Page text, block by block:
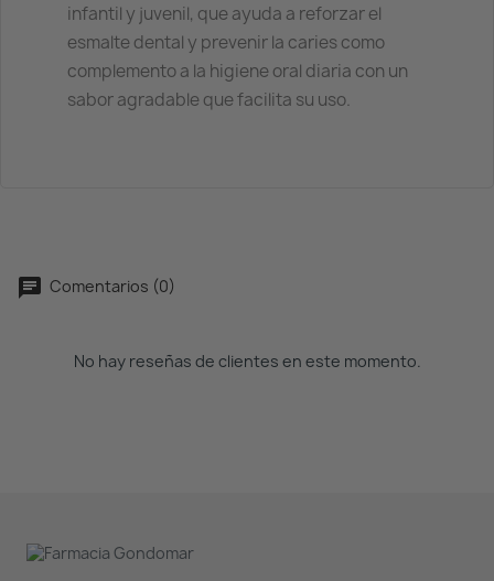
infantil y juvenil, que ayuda a reforzar el
esmalte dental y prevenir la caries como
complemento a la higiene oral diaria con un
sabor agradable que facilita su uso.
Comentarios (0)
No hay reseñas de clientes en este momento.